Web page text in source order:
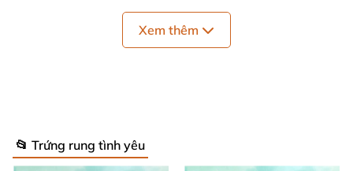
Xem thêm
📂 Trứng rung tình yêu